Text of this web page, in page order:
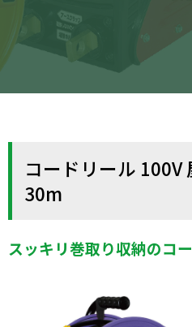
コードリール
30m
スッキリ巻取り収納のコ